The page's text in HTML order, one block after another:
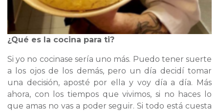
¿Qué es la cocina para ti?
Si yo no cocinase sería uno más. Puedo tener suerte
a los ojos de los demás, pero un día decidí tomar
una decisión, aposté por ella y voy día a día. Más
ahora, con los tiempos que vivimos, si no haces lo
que amas no vas a poder seguir. Si todo está cuesta